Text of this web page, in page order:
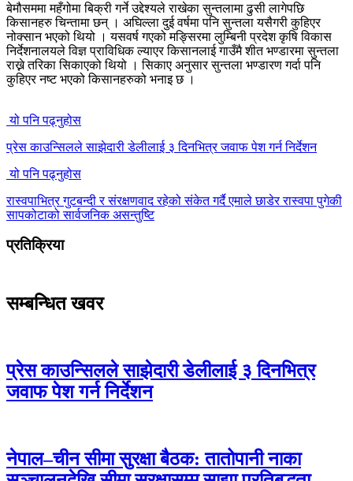
बेमौसममा महँगोमा बिक्री गर्ने उद्देश्यले राखेका सुन्तलामा ढुसी लागेपछि
किसानहरु चिन्तामा छन् । अघिल्ला दुई वर्षमा पनि सुन्तला यसैगरी कुहिएर
नोक्सान भएको थियो । यसवर्ष गएको मङ्सिरमा लुम्बिनी प्रदेश कृषि विकास
निर्देशनालयले विज्ञ प्राविधिक ल्याएर किसानलाई गाउँमै शीत भण्डारमा सुन्तला
राख्ने तरिका सिकाएको थियो । सिकाए अनुसार सुन्तला भण्डारण गर्दा पनि
कुहिएर नष्ट भएको किसानहरुको भनाइ छ ।
यो पनि पढ्नुहोस
प्रेस काउन्सिलले साझेदारी डेलीलाई ३ दिनभित्र जवाफ पेश गर्न निर्देशन
यो पनि पढ्नुहोस
रास्वपाभित्र गुटबन्दी र संरक्षणवाद रहेको संकेत गर्दै एमाले छाडेर रास्वपा पुगेकी
सापकोटाको सार्वजनिक असन्तुष्टि
प्रतिक्रिया
सम्बन्धित खवर
प्रेस काउन्सिलले साझेदारी डेलीलाई ३ दिनभित्र
जवाफ पेश गर्न निर्देशन
नेपाल–चीन सीमा सुरक्षा बैठक: तातोपानी नाका